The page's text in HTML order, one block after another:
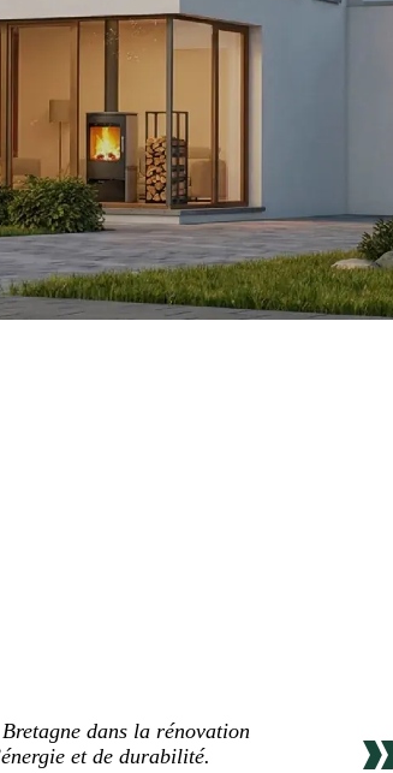
dans la rénovation
et de durabilité.